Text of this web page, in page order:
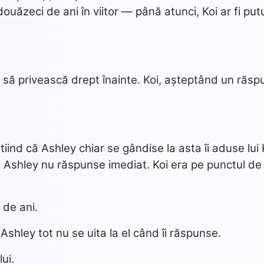
de ani în viitor — până atunci, Koi ar fi
privească drept înainte. Koi, așteptând un
că Ashley chiar se gândise la asta îi aduse lui
nu răspunse imediat. Koi era pe punctul
ani.
tot nu se uita la el când îi răspunse.